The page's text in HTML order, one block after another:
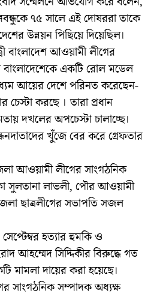
৭৫ সালে এই দোষররা তাকে
উন্নয়ন পিছিয়ে দিয়েছিল।
বাংলাদেশ আওয়ামী লীগের
বাংলাদেশেকে একটি রোল মডেল
আয়ের দেশে পরিনত করেছেন-
চেস্টা করছে । তারা প্রধান
দখলের অপচেস্টা চালাচ্ছে।
খুঁজে বের করে গ্রেফতার
আওয়ামী লীগের সাংগঠনিক
সুলতানা লাভলী, পৌর আওয়ামী
ছাত্রলীগের সভাপতি সজল
হত্যার হুমকি ও
আহম্মেদ সিদ্দিকীর বিরুদ্ধে গত
মামলা দায়ের করা হয়েছে।
সাংগঠনিক সম্পাদক অধ্যক্ষ